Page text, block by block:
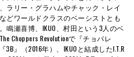
ラリー・グラハムやチャック・レイ
どワールドクラスのベーシストとも
鳴瀬喜博、IKUO、村田という3人のベ
Choppers Revolutionで『チョパレ
』（2016年）、IKUOと結成したI.T.R